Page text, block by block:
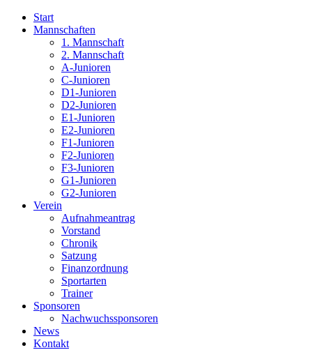
Start
Mannschaften
1. Mannschaft
2. Mannschaft
A-Junioren
C-Junioren
D1-Junioren
D2-Junioren
E1-Junioren
E2-Junioren
F1-Junioren
F2-Junioren
F3-Junioren
G1-Junioren
G2-Junioren
Verein
Aufnahmeantrag
Vorstand
Chronik
Satzung
Finanzordnung
Sportarten
Trainer
Sponsoren
Nachwuchssponsoren
News
Kontakt